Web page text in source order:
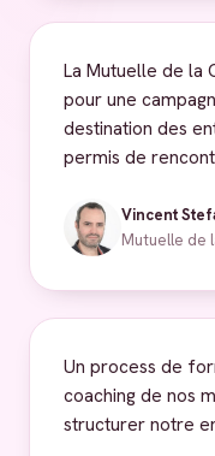
La Mutuelle de la
pour une
destination des
permis de
Vincent
Mutuelle de
Un process de
coaching de nos
structurer notre